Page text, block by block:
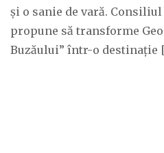
și o sanie de vară. Consiliul
propune să transforme
Buzăului” într-o destinație